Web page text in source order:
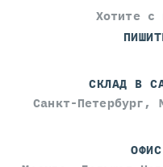
Хотите с
СКЛАД В
Санкт-Петербург,